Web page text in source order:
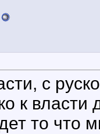
с
к
то что